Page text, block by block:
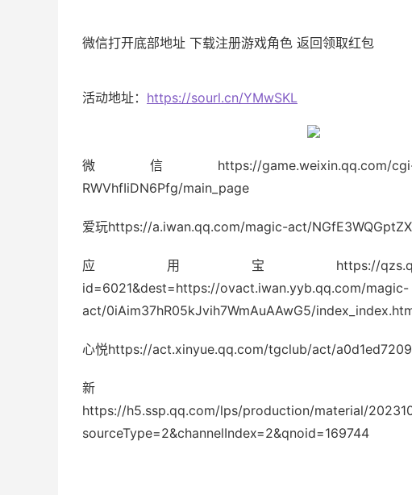
微信打开底部地址 下载注册游戏角色 返回领取红包
活动地址： https://sourl.cn/YMwSKL
微信https://game.weixin.qq.com/cgi-bin/
RWVhfIiDN6Pfg/main_page
爱玩https://a.iwan.qq.com/magic-act/
应用宝https://qzs.qq.com/open/
id=6021&dest=https://ovact.iwan.yyb.qq.com/magic-
act/0iAim37hR05kJvih7WmAuAAwG5/
心悦https://act.xinyue.qq.com/tgclub/act/
新
https://h5.ssp.qq.com/lps/production/material/
sourceType=2&channelIndex=2&qnoid=169744